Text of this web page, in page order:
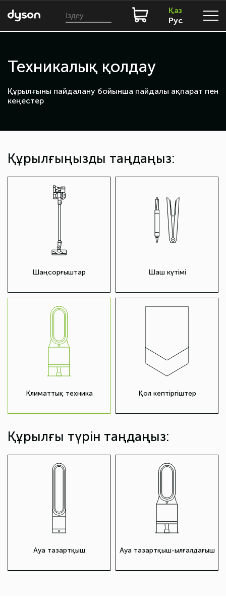
Қаз
Рус
Техникалық қолдау
Құрылғыны пайдалану бойынша пайдалы ақпарат пен
кеңестер
Құрылғыңызды таңдаңыз:
Шаңсорғыштар Шаш күтімі
Климаттық техника Қол кептіргіштер
Құрылғы түрін таңдаңыз:
Ауа тазартқыш Ауа тазартқыш-ылғалдағыш